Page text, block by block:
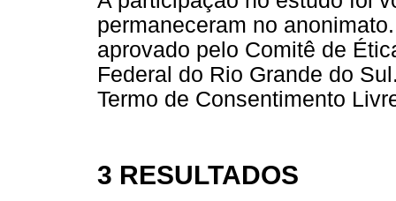
permaneceram no
aprovado pelo Comitê de
Federal do Rio Grande do
Termo de Consentimento
3 RESULTADOS